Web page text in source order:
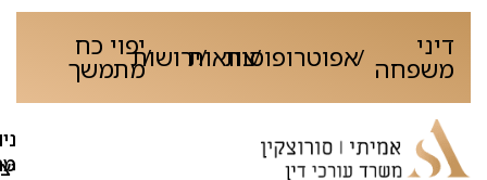
דיני
משפחה /אפוטרופוסות
/צוואות
/ירושות
/יפוי כח
מתמשך